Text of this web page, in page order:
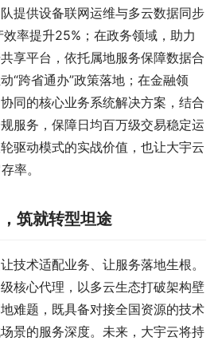
提供设备联网运维与多云数据同步
率提升25%；在政务领域，助力
享平台，依托属地服务保障数据合
“跨省通办”政策落地；在金融领
同的核心业务系统解决方案，结合
服务，保障日均百万级交易稳定运
驱动模式的实战价值，也让大宇云
率。
筑就转型坦途
技术适配业务、让服务落地生根。
核心代理，以多云生态打破架构壁
难题，既具备对接全国资源的技术
景的服务深度。未来，大宇云将持